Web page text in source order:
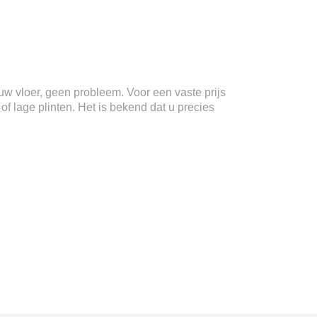
vloer, geen probleem. Voor een vaste prijs
lage plinten. Het is bekend dat u precies